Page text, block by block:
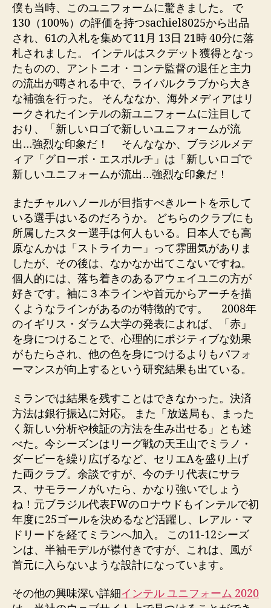
僕も当時、このユニフォームに驚きました。 で
130（100%）の評価を持つsachiel8025から出品
され、61の入札を集めて11月 13日 21時 40分に落
札されました。 インテルはスクデット獲得となっ
たものの、アントニオ・コンテ監督の退任と主力
の流出が噂される中で、ライバルクラブから大き
な補強を行った。 そんななか、海外メディアはリ
ークされたインテルの新ユニフォームに注目して
おり、「新しいロゴで新しいユニフォームが流
出…強烈な印象だ！ そんななか、ブラジルメデ
ィア「グローボ・エスポルチ」は「新しいロゴで
新しいユニフォームが流出…強烈な印象だ！
またチャルハノールが目指すべきルートを示して
いる選手はいるのだろうか。 どちらのクラブにも
所属したスター選手は何人もいる。日本人でも高
原なんかは「ストライカー」って雰囲気がありま
したが、その後は、なかなか出てこないですね。
個人的には、落ち着きのあるアウェイユニの方が
好きです。袖に３本ラインや首元からアーチを描
くようなラインがあるのが特徴的です。 2008年
のイギリス・ダラム大学の発表によれば、「赤」
を身につけることで、心理的にポジティブな効果
がもたらされ、他の色を身につけるよりもパフォ
ーマンスが向上するという研究結果も出ている。
ミランでは結果を残すことはできなかった。決済
方法は銀行振込に対応。 また「放送局も、まった
く新しい分析や検証の方法を生み出せる」とも述
べた。今シーズンはリーグ戦の天王山でミラノ・
ダービーを繰り広げるなど、セリエAを盛り上げ
た両クラブ。余談ですが、今のチリ代表にサラ
ス、サモラーノがいたら、かなり強いでしょう
ね！元ブラジル代表FWのロナウドもインテルで初
年度に25ゴールを決めるなど活躍し、レアル・マ
ドリードを経てミランへ加入。 この11-12シーズ
ンは、半袖モデルが襟付きですが、これは、風が
首元に入らないような設計になっています。
その他の興味深い詳細インテル ユニフォーム 2020